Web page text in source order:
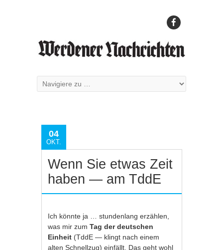
04
OKT.
Wenn Sie etwas Zeit
haben — am TddE
Ich könnte ja … stundenlang erzählen,
was mir zumTag der deutschen
Einheit (TddE — klingt nach einem
alten Schnellzug) einfällt. Das geht wohl